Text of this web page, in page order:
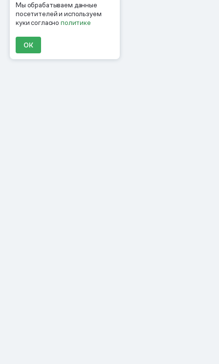
Мы обрабатываем данные
посетителей и используем
куки согласнополитике
ОК